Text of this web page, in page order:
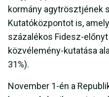
kormány agytrösztjének
Kutatóközpontot is,
százalékos Fidesz-
közvélemény-kutatása
31%).
November 1-én a